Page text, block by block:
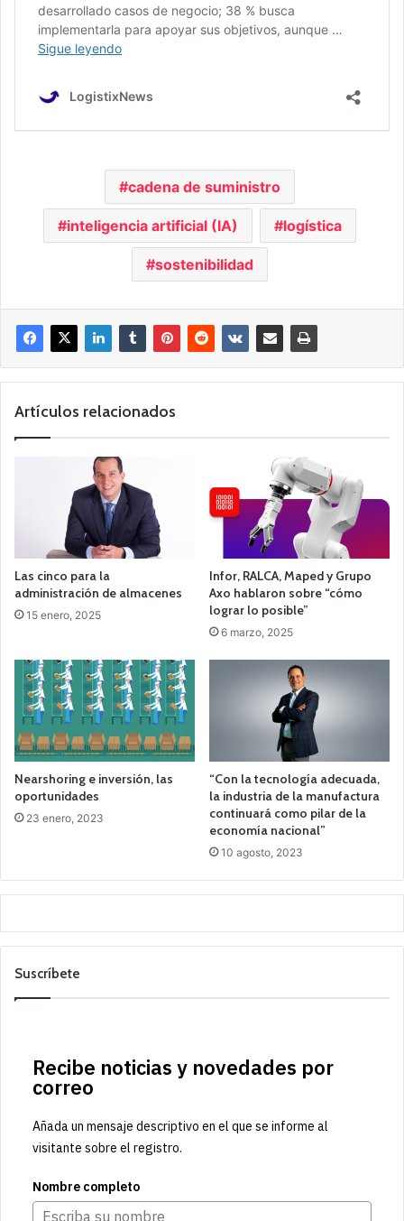
cadena de suministro
inteligencia artificial (IA) logística
sostenibilidad
Artículos relacionados
Las cinco para la
administración de almacenes
15 enero, 2025
Infor, RALCA, Maped y Grupo
Axo hablaron sobre “cómo
lograr lo posible”
6 marzo, 2025
Nearshoring e inversión, las
oportunidades
23 enero, 2023
“Con la tecnología adecuada,
la industria de la manufactura
continuará como pilar de la
economía nacional”
10 agosto, 2023
Suscríbete
Recibe noticias y novedades por
correo
Añada un mensaje descriptivo en el que se informe al
visitante sobre el registro.
Nombre completo